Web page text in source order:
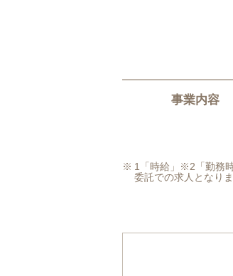
事業内容
1「時給」※2「勤務
委託での求人となりま